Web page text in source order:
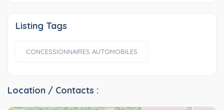
Listing Tags
CONCESSIONNAIRES AUTOMOBILES
Location / Contacts :